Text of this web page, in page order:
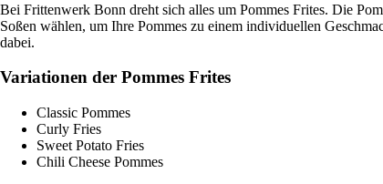
Bei Frittenwerk Bonn dreht sich alles um Pommes Frites. Die
Soßen wählen, um Ihre Pommes zu einem individuellen
dabei.
Variationen der Pommes Frites
Classic Pommes
Curly Fries
Sweet Potato Fries
Chili Cheese Pommes